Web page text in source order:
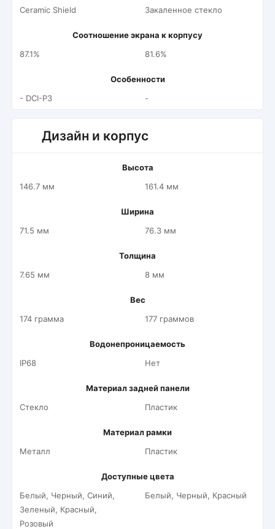
Ceramic Shield
Закаленное стекло
Соотношение экрана к корпусу
87.1%
81.6%
Особенности
- DCI-P3
-
Дизайн и корпус
Высота
146.7 мм
161.4 мм
Ширина
71.5 мм
76.3 мм
Толщина
7.65 мм
8 мм
Вес
174 грамма
177 граммов
Водонепроницаемость
IP68
Нет
Материал задней панели
Стекло
Пластик
Материал рамки
Металл
Пластик
Доступные цвета
Белый, Черный, Синий,
Зеленый, Красный,
Розовый
Белый, Черный, Красный